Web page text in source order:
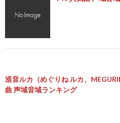
巡音ルカ（めぐりね ルカ、
曲 声域音域ランキング